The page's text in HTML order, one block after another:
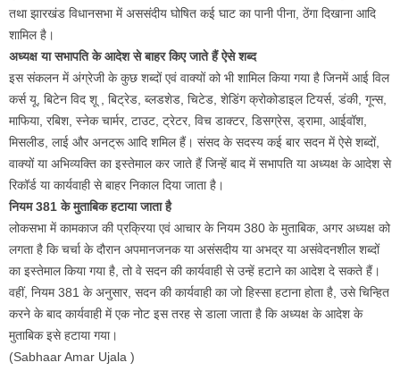
तथा झारखंड विधानसभा में अससंदीय घोषित कई घाट का पानी पीना, ठेंगा दिखाना आदि
शामिल है।
अध्यक्ष या सभापति के आदेश से बाहर किए जाते हैं ऐसे शब्द
इस संकलन में अंग्रेजी के कुछ शब्दों एवं वाक्यों को भी शामिल किया गया है जिनमें आई विल
कर्स यू, बिटेन विद शू , बिट्रेड, ब्लडशेड, चिटेड, शेडिंग क्रोकोडाइल टियर्स, डंकी, गून्स,
माफिया, रबिश, स्नेक चार्मर, टाउट, ट्रेटर, विच डाक्टर, डिसग्रेस, ड्रामा, आईवॉश,
मिसलीड, लाई और अनट्रू आदि शमिल हैं। संसद के सदस्य कई बार सदन में ऐसे शब्दों,
वाक्यों या अभिव्यक्ति का इस्तेमाल कर जाते हैं जिन्हें बाद में सभापति या अध्यक्ष के आदेश से
रिकॉर्ड या कार्यवाही से बाहर निकाल दिया जाता है।
नियम 381 के मुताबिक हटाया जाता है
लोकसभा में कामकाज की प्रक्रिया एवं आचार के नियम 380 के मुताबिक, अगर अध्यक्ष को
लगता है कि चर्चा के दौरान अपमानजनक या असंसदीय या अभद्र या असंवेदनशील शब्दों
का इस्तेमाल किया गया है, तो वे सदन की कार्यवाही से उन्हें हटाने का आदेश दे सकते हैं।
वहीं, नियम 381 के अनुसार, सदन की कार्यवाही का जो हिस्सा हटाना होता है, उसे चिन्हित
करने के बाद कार्यवाही में एक नोट इस तरह से डाला जाता है कि अध्यक्ष के आदेश के
मुताबिक इसे हटाया गया।
(Sabhaar Amar Ujala )